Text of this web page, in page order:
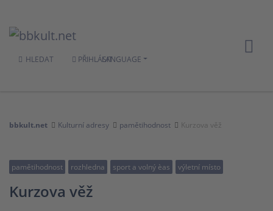
HLEDAT PŘIHLÁSITLANGUAGE
bbkult.net Kulturní adresy pamětihodnost Kurzova věž
pamětihodnost rozhledna sport a volný èas výletní místo
Kurzova věž